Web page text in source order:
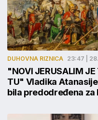
DUHOVNA RIZNICA 23:47 |
"NOVI JERUSALIM JE
TU" Vladika
bila predodređena